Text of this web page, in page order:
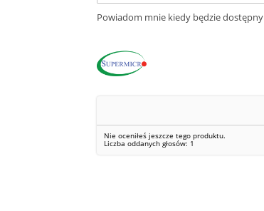
Powiadom mnie kiedy będzie dostępny
Nie oceniłeś jeszcze tego produktu.
Liczba oddanych głosów: 1